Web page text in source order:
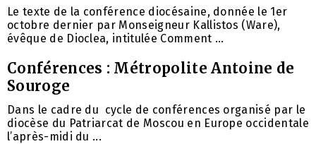
Le texte de la conférence diocésaine, donnée le 1er
octobre dernier par Monseigneur Kallistos (Ware),
évêque de Dioclea, intitulée Comment ...
Conférences : Métropolite Antoine de
Souroge
Dans le cadre du cycle de conférences organisé par le
diocèse du Patriarcat de Moscou en Europe occidentale
l’après-midi du ...